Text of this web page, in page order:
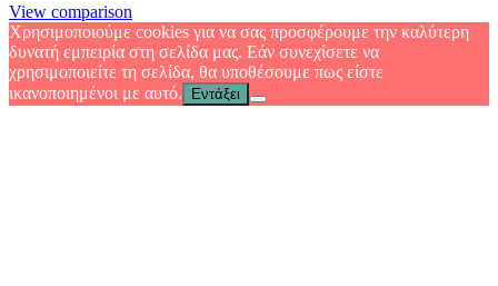
View comparison
Χρησιμοποιούμε cookies για να σας προσφέρουμε την καλύτερη
δυνατή εμπειρία στη σελίδα μας. Εάν συνεχίσετε να
χρησιμοποιείτε τη σελίδα, θα υποθέσουμε πως είστε
ικανοποιημένοι με αυτό.
Εντάξει